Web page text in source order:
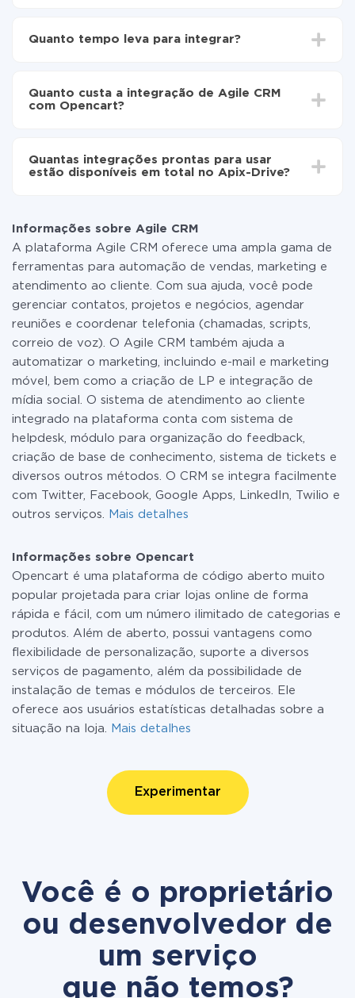
Opencart
automaticamente de Agile CRM para Opencart
Quanto tempo leva para integrar?
30 minutos. Em média, a configuração leva de 10 a 15
minutos.
Quanto custa a integração de Agile CRM
com Opencart?
as tarifas. Você paga apenas pela quantidade de
dados que é realmente transferida de um de seus
ou mudar para um de pago, se necessário. Mais
detalhes sobretarifas.
Quantas integrações prontas para usar
estão disponíveis em total no Apix-Drive?
Informações sobre Agile CRM
A plataforma Agile CRM oferece uma ampla gama de
ferramentas para automação de vendas, marketing e
atendimento ao cliente. Com sua ajuda, você pode
gerenciar contatos, projetos e negócios, agendar
reuniões e coordenar telefonia (chamadas, scripts,
correio de voz). O Agile CRM também ajuda a
automatizar o marketing, incluindo e-mail e marketing
móvel, bem como a criação de LP e integração de
mídia social. O sistema de atendimento ao cliente
integrado na plataforma conta com sistema de
helpdesk, módulo para organização do feedback,
criação de base de conhecimento, sistema de tickets e
diversos outros métodos. O CRM se integra facilmente
com Twitter, Facebook, Google Apps, LinkedIn, Twilio e
outros serviços.
Mais detalhes
Informações sobre Opencart
Opencart é uma plataforma de código aberto muito
popular projetada para criar lojas online de forma
rápida e fácil, com um número ilimitado de categorias e
produtos. Além de aberto, possui vantagens como
flexibilidade de personalização, suporte a diversos
serviços de pagamento, além da possibilidade de
instalação de temas e módulos de terceiros. Ele
oferece aos usuários estatísticas detalhadas sobre a
situação na loja.
Mais detalhes
Experimentar
Você é o proprietário
ou desenvolvedor de
um serviço
que não temos?